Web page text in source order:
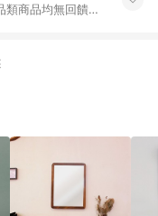
適用] -內接硬
商店之商品：商
利金/紅利折抵/折
具回饋資格： 如
終消費使用者，